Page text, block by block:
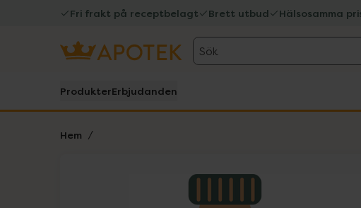
Fri frakt på receptbelagt Brett utbud Hälsosamma
Sök
ProdukterErbjudanden
Hem
Lista: . Innehåller 1 objekt.